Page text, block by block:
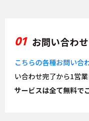
01 お問い合わせ
こちらの各種お問い合
い合わせ完了から1営
サービスは全て無料で